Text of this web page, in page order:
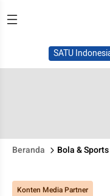
SATU
Beranda Bola & Sports
Konten Media Partner